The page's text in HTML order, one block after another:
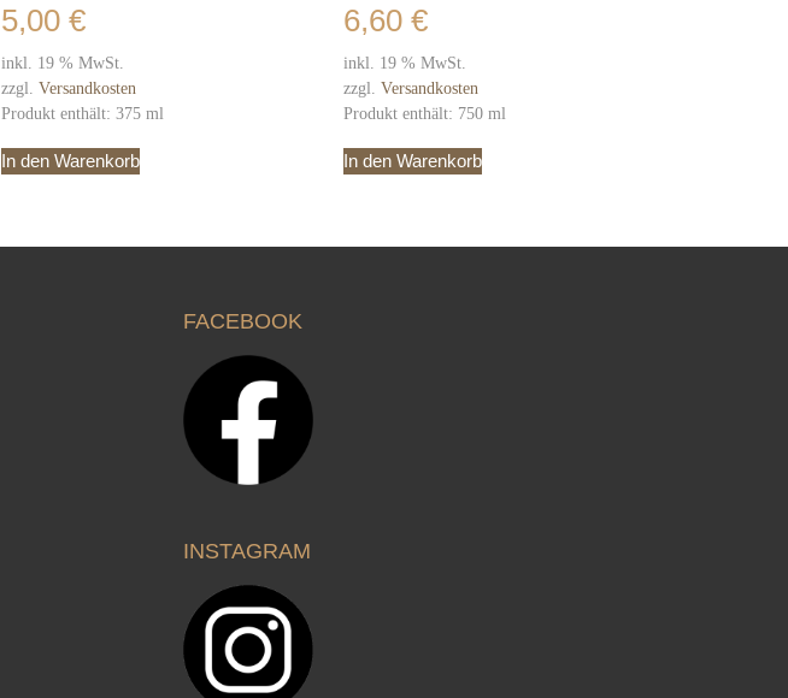
5,00 €
inkl. 19 % MwSt.
zzgl. Versandkosten
Produkt enthält: 375 ml
In den Warenkorb
6,60€
inkl. 19 % MwSt.
zzgl.Versandkosten
Produkt enthält: 750ml
In den Warenkorb
FACEBOOK
INSTAGRAM